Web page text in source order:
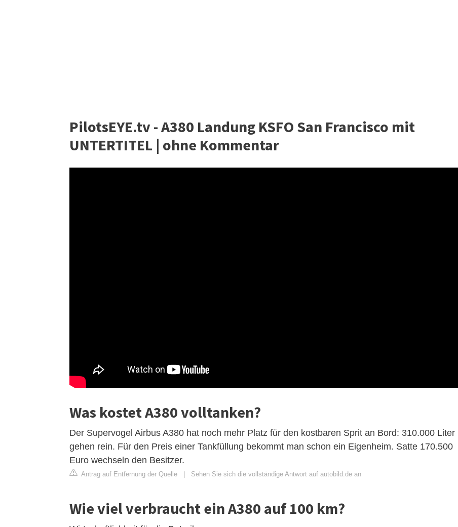
PilotsEYE.tv - A380 Landung KSFO San Francisco mit
UNTERTITEL | ohne Kommentar
Was kostet A380 volltanken?
Der Supervogel Airbus A380 hat noch mehr Platz für den kostbaren Sprit an Bord: 310.000 Liter
gehen rein. Für den Preis einer Tankfüllung bekommt man schon ein Eigenheim. Satte 170.500
Euro wechseln den Besitzer.
Antrag auf Entfernung der Quelle | Sehen Sie sich die vollständige Antwort auf autobild.de an
Wie viel verbraucht ein A380 auf 100 km?